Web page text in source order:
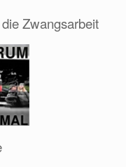
Zwangsarbeit